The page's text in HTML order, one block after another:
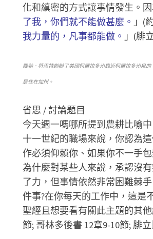
化和縝密的方式讓事情發生。
了我，你們就不能做甚麼。 」(
我力量的，凡事都能做。 」(腓
羅勃．符思特創辦了美國柯羅拉多州靠近柯羅拉多州泉
居住在加州。
省思 / 討論題目
今天週一嗎哪所提到農耕比喻
十一世紀的職場來說，你認為
作必須仰賴你、如果你不一手
為什麼對某些人來說，承認沒
了力，但事情依然非常困難棘
件事?在你每天的工作中，這是
聖經且想要看有關此主題的其
節; 哥林多後書 12章9-10節; 腓